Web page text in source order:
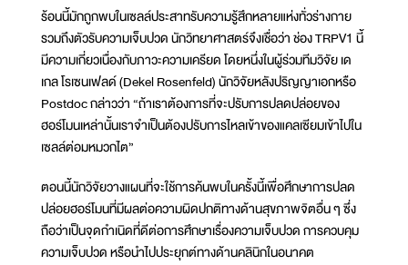
ร้อนนี้มักถูกพบในเซลล์ประสาทรับความรู้สึกหลายแห่งทั่วร่างกาย
รวมถึงตัวรับความเจ็บปวด นักวิทยาศาสตร์จึงเชื่อว่า ช่อง TRPV1 นี้
มีความเกี่ยวเนื่องกับภาวะความเครียด โดยหนึ่งในผู้ร่วมทีมวิจัย เด
เกล โรเซนเฟลด์ (Dekel Rosenfeld) นักวิจัยหลังปริญญาเอกหรือ
Postdoc กล่าวว่า “ถ้าเราต้องการที่จะปรับการปลดปล่อยของ
ฮอร์โมนเหล่านั้นเราจำเป็นต้องปรับการไหลเข้าของแคลเซียมเข้าไปใน
เซลล์ต่อมหมวกไต”
ตอนนี้นักวิจัยวางแผนที่จะใช้การค้นพบในครั้งนี้เพื่อศึกษาการปลด
ปล่อยฮอร์โมนที่มีผลต่อความผิดปกติทางด้านสุขภาพจิตอื่น ๆ ซึ่ง
ถือว่าเป็นจุดกำเนิดที่ดีต่อการศึกษาเรื่องความเจ็บปวด การควบคุม
ความเจ็บปวด หรือนำไปประยุกต์ทางด้านคลินิกในอนาคต